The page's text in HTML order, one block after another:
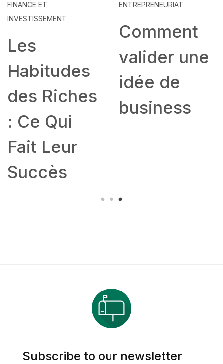
FINANCE ET
INVESTISSEMENT
Les
Habitudes
des Riches
: Ce Qui
Fait Leur
Succès
ENTREPRENEURIAT
Comment
valider une
idée de
business
Subscribe to our newsletter